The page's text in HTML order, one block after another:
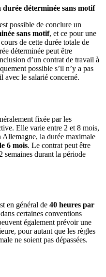
déterminée sans motif
possible de conclure un
sans motif, et ce pour une
de cette durée totale de
déterminée peut être
d’un contrat de travail à
possible s’il n’y a pas
avec le salarié concerné.
fixée par les
Elle varie entre 2 et 8 mois,
la durée maximale
6 mois. Le contrat peut être
semaines durant la période
en général de 40 heures par
certaines conventions
également prévoir une
pour autant que les règles
ne soient pas dépassées.